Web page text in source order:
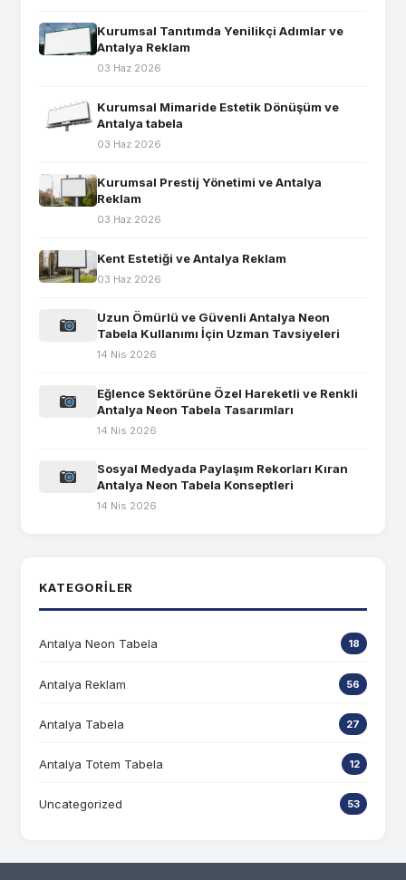
Kurumsal Tanıtımda Yenilikçi Adımlar ve
Antalya Reklam
03 Haz 2026
Kurumsal Mimaride Estetik Dönüşüm ve
Antalya tabela
03 Haz 2026
Kurumsal Prestij Yönetimi ve Antalya
Reklam
03 Haz 2026
Kent Estetiği ve Antalya Reklam
03 Haz 2026
Uzun Ömürlü ve Güvenli Antalya Neon
Tabela Kullanımı İçin Uzman Tavsiyeleri
14 Nis 2026
Eğlence Sektörüne Özel Hareketli ve Renkli
Antalya Neon Tabela Tasarımları
14 Nis 2026
Sosyal Medyada Paylaşım Rekorları Kıran
Antalya Neon Tabela Konseptleri
14 Nis 2026
KATEGORILER
Antalya Neon Tabela 18
Antalya Reklam 56
Antalya Tabela 27
Antalya Totem Tabela 12
Uncategorized 53